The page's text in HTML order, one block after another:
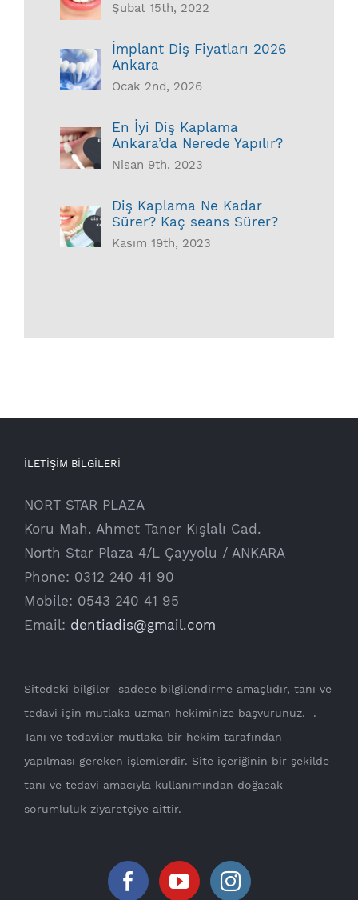
Şubat 15th, 2022
İmplant Diş Fiyatları 2026
Ankara
Ocak 2nd, 2026
En İyi Diş Kaplama
Ankara’da Nerede Yapılır?
Nisan 9th, 2023
Diş Kaplama Ne Kadar
Sürer? Kaç seans Sürer?
Kasım 19th, 2023
İLETİŞİM BİLGİLERİ
NORT STAR PLAZA
Koru Mah. Ahmet Taner Kışlalı Cad.
North Star Plaza 4/L Çayyolu / ANKARA
Phone: 0312 240 41 90
Mobile: 0543 240 41 95
Email: dentiadis@gmail.com
Sitedeki bilgiler sadece bilgilendirme amaçlıdır, tanı ve
tedavi için mutlaka uzman hekiminize başvurunuz. .
Tanı ve tedaviler mutlaka bir hekim tarafından
yapılması gereken işlemlerdir. Site içeriğinin bir şekilde
tanı ve tedavi amacıyla kullanımından doğacak
sorumluluk ziyaretçiye aittir.